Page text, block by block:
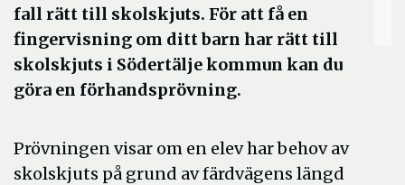
fall rätt till skolskjuts. För att få en
fingervisning om ditt barn har rätt till
skolskjuts i Södertälje kommun kan du
göra en förhandsprövning.
Prövningen visar om en elev har behov av
skolskjuts på grund av färdvägens längd